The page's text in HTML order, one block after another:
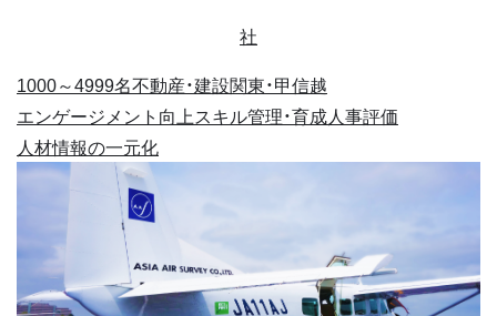
社
1000～4999名不動産・建設関東・甲信越
エンゲージメント向上スキル管理・育成人事評価
人材情報の一元化